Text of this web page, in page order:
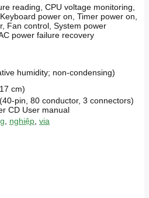
reading, CPU voltage monitoring,
power on, Timer power on,
Fan control, System power
power failure recovery
humidity; non-condensing)
cm)
pin, 80 conductor, 3 connectors)
CD User manual
nghiệp via